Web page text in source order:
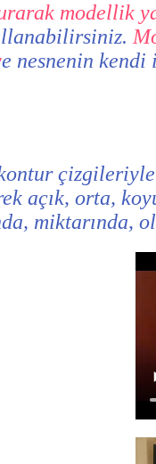
modellik
e nesnenin
açık, orta,
miktarında,